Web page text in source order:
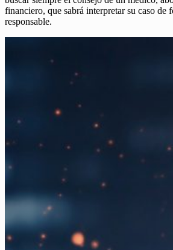
financiero, que sabrá interpretar su caso de
responsable.